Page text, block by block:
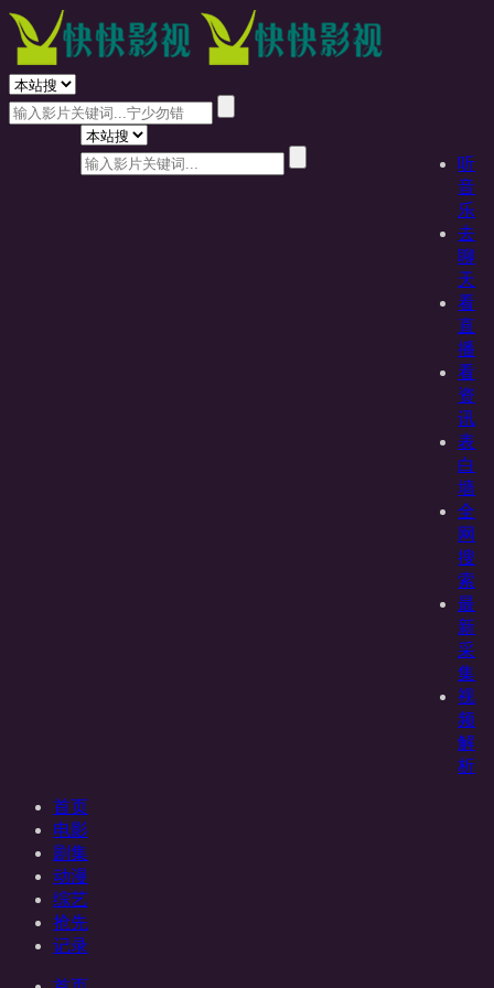
听
音
乐
去
聊
天
看
直
播
看
资
讯
表
白
墙
全
网
搜
索
最
新
采
集
视
频
解
析
首页
电影
剧集
动漫
综艺
抢先
记录